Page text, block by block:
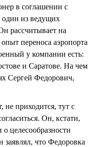
в соглашении с
из ведущих
рассчитывает на
переноса аэропорта
у компании есть:
и Саратове. На чем
Сергей Федорович,
не приходится, тут с
Он, кстати,
целесообразности
заявлял, что Федоровка